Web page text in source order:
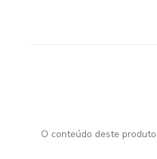
O conteúdo deste